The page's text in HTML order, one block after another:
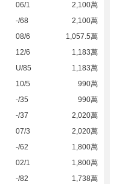
06/1
2,100萬
-/68
2,100萬
08/6
1,057.5萬
12/6
1,183萬
U/85
1,183萬
10/5
990萬
-/35
990萬
-/37
2,020萬
07/3
2,020萬
-/62
1,800萬
02/1
1,800萬
-/82
1,738萬